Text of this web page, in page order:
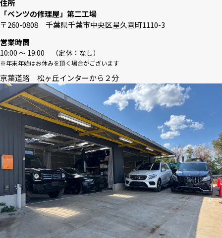
住所
「ベンツの修理屋」第二工場
〒260-0808 千葉県千葉市中央区星久喜町1110-3
営業時間
10:00 〜 19:00 （定休：なし）
※年末年始はお休みを頂く場合がございます
京葉道路 松ヶ丘インターから２分